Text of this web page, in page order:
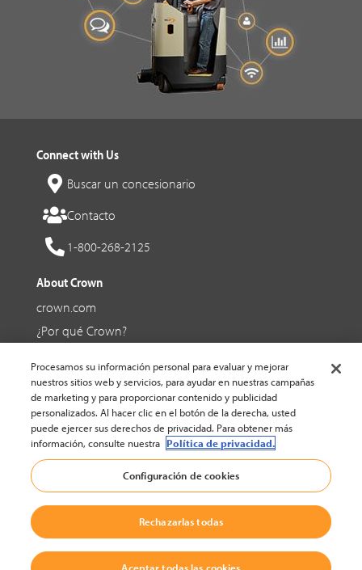
Connect with Us
Buscar un concesionario
Contacto
1-800-268-2125
About Crown
crown.com
¿Por qué Crown?
Social Media
Facebook
YouTube
Ajustes de cookies
Procesamos su información personal para evaluar y mejorar
nuestros sitios web y servicios, para ayudar en nuestras campañas
de marketing y para proporcionar contenido y publicidad
personalizados. Al hacer clic en el botón de la derecha, usted
puede ejercer sus derechos de privacidad. Para obtener más
información, consulte nuestra Política de privacidad.
Configuración de cookies
Rechazarlas todas